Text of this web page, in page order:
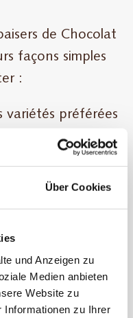
Über Cookies
und Anzeigen zu
Medien anbieten
Website zu
Informationen zu Ihrer
de Chocolat
façons simples
:
variétés préférées
les chez toi,
directement
Berne
Thoune